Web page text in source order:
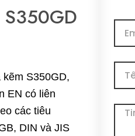
S350GD,
EN có liên
các tiêu
DIN và JIS
mail